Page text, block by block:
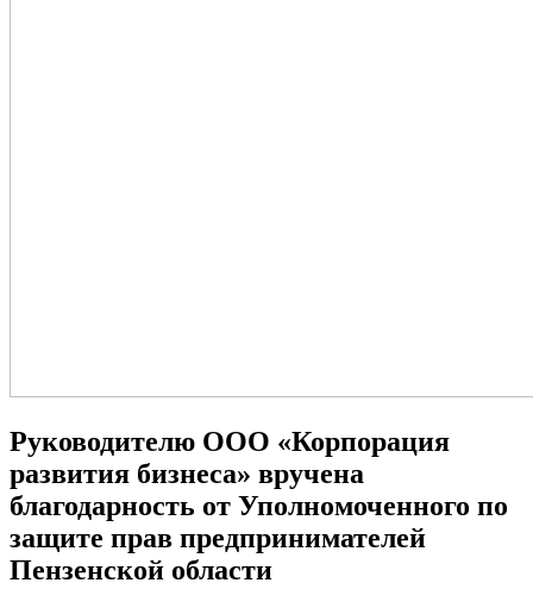
Руководителю ООО «Корпорация
развития бизнеса» вручена
благодарность от Уполномоченного по
защите прав предпринимателей
Пензенской области